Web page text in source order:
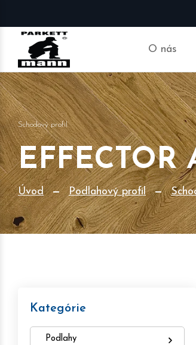
O nás
Schodový profil
EFFECTOR
Úvod Podlahový profil
Kategórie
Podlahy